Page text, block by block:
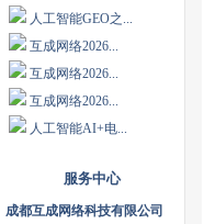
人工智能GEO之...
互成网络2026...
互成网络2026...
互成网络2026...
人工智能AI+电...
服务中心
成都互成网络科技有限公司